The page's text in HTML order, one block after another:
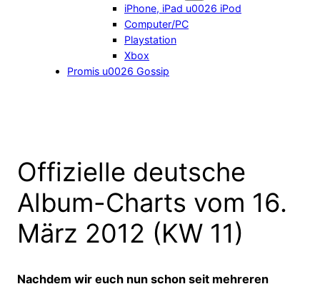
iPhone, iPad u0026 iPod
Computer/PC
Playstation
Xbox
Promis u0026 Gossip
Offizielle deutsche
Album-Charts vom 16.
März 2012 (KW 11)
Nachdem wir euch nun schon seit mehreren